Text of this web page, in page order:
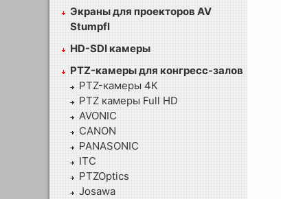
Экраны для проекторов AV
Stumpfl
HD-SDI камеры
PTZ-камеры для конгресс-залов
PTZ-камеры 4К
PTZ камеры Full HD
AVONIC
CANON
PANASONIC
ITC
PTZOptics
Josawa